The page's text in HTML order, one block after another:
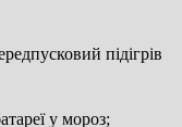
підігрів
у мороз;